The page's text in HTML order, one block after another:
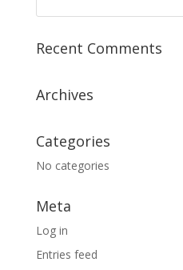
Recent Comments
Archives
Categories
No categories
Meta
Log in
Entries feed